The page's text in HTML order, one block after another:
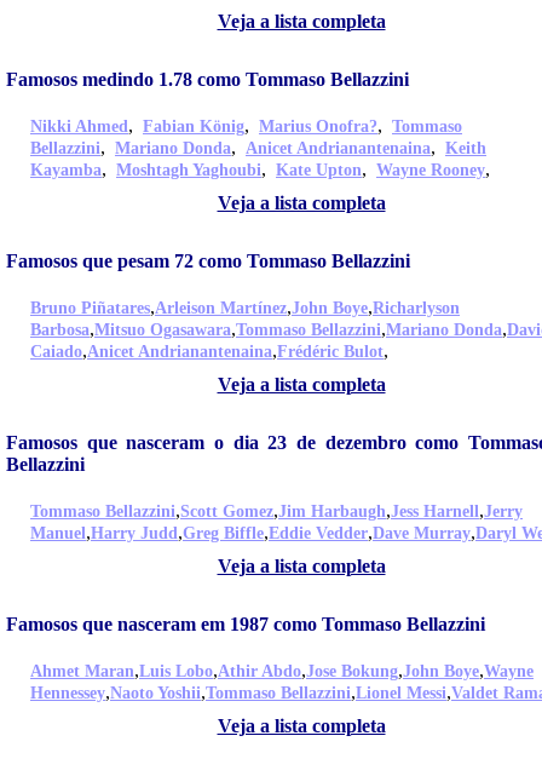
Veja a lista completa
Famosos medindo 1.78 como Tommaso Bellazzini
Nikki Ahmed, Fabian König, Marius Onofra?, Tommaso
Bellazzini, Mariano Donda, Anicet Andrianantenaina, Keith
Kayamba, Moshtagh Yaghoubi, Kate Upton, Wayne Rooney,
Veja a lista completa
Famosos que pesam 72 como Tommaso Bellazzini
Bruno Piñatares,Arleison Martínez,John Boye,Richarlyson
Barbosa,Mitsuo Ogasawara,Tommaso Bellazzini,Mariano Donda,
Caiado,Anicet Andrianantenaina,Frédéric Bulot,
Veja a lista completa
Famosos que nasceram o dia 23 de dezembro como
Bellazzini
Tommaso Bellazzini,Scott Gomez,Jim Harbaugh,Jess Harnell,Jerry
Manuel,Harry Judd,Greg Biffle,Eddie Vedder,Dave Murray,Daryl
Veja a lista completa
Famosos que nasceram em 1987 como Tommaso Bellazzini
Ahmet Maran,Luis Lobo,Athir Abdo,Jose Bokung,John Boye,Wayne
Hennessey,Naoto Yoshii,Tommaso Bellazzini,Lionel Messi,Valdet
Veja a lista completa